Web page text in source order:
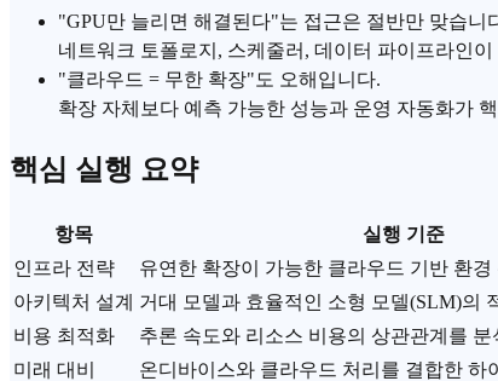
"GPU만 늘리면 해결된다"는 접근은 절반만 맞습니
네트워크 토폴로지, 스케줄러, 데이터 파이프라인이
"클라우드 = 무한 확장"도 오해입니다.
확장 자체보다 예측 가능한 성능과 운영 자동화가
핵심 실행 요약
항목
실행 기준
인프라 전략
유연한 확장이 가능한 클라우드 기반 환경
아키텍처 설계 거대 모델과 효율적인 소형 모델(SLM)의
비용 최적화
추론 속도와 리소스 비용의 상관관계를
미래 대비
온디바이스와 클라우드 처리를 결합한 하